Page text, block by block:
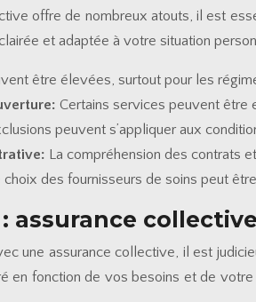
offre de nombreux atouts, il est
et adaptée à votre situation
être élevées, surtout pour les
Certains services peuvent être
peuvent s’appliquer aux
La compréhension des contrats
choix des fournisseurs de soins peut
assurance
une assurance collective, il est
en fonction de vos besoins et de